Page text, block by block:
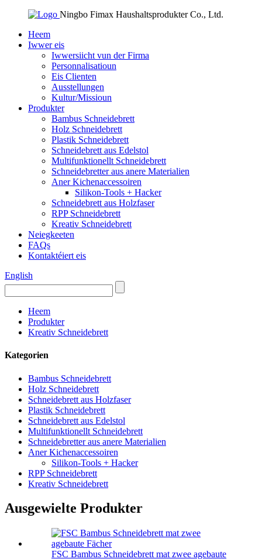
Ningbo Fimax Haushaltsprodukter Co., Ltd.
Heem
Iwwer eis
Iwwersiicht vun der Firma
Personnalisatioun
Eis Clienten
Ausstellungen
Kultur/Missioun
Produkter
Bambus Schneidebrett
Holz Schneidebrett
Plastik Schneidebrett
Schneidebrett aus Edelstol
Multifunktionellt Schneidebrett
Schneidebretter aus anere Materialien
Aner Kichenaccessoiren
Silikon-Tools + Hacker
Schneidebrett aus Holzfaser
RPP Schneidebrett
Kreativ Schneidebrett
Neiegkeeten
FAQs
Kontaktéiert eis
English
Heem
Produkter
Kreativ Schneidebrett
Kategorien
Bambus Schneidebrett
Holz Schneidebrett
Schneidebrett aus Holzfaser
Plastik Schneidebrett
Schneidebrett aus Edelstol
Multifunktionellt Schneidebrett
Schneidebretter aus anere Materialien
Aner Kichenaccessoiren
Silikon-Tools + Hacker
RPP Schneidebrett
Kreativ Schneidebrett
Ausgewielte Produkter
FSC Bambus Schneidebrett mat zwee agebaute